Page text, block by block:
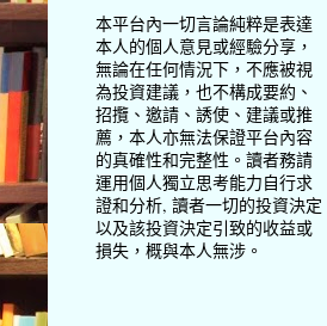
本平台內一切言論純粹是表達
本人的個人意見或經驗分享，
無論在任何情況下，不應被視
為投資建議，也不構成要約、
招攬、邀請、誘使、建議或推
薦，本人亦無法保證平台內容
的真確性和完整性。讀者務請
運用個人獨立思考能力自行求
證和分析, 讀者一切的投資決定
以及該投資決定引致的收益或
損失，概與本人無涉。